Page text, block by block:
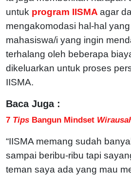
untuk program IISMA agar
mengakomodasi hal-hal
mahasiswa/i yang ingin
terhalang oleh beberapa
dikeluarkan untuk proses
IISMA.
Baca Juga :
7 Tips Bangun Mindset
“IISMA memang sudah
sampai beribu-ribu tapi
teman saya ada yang mau